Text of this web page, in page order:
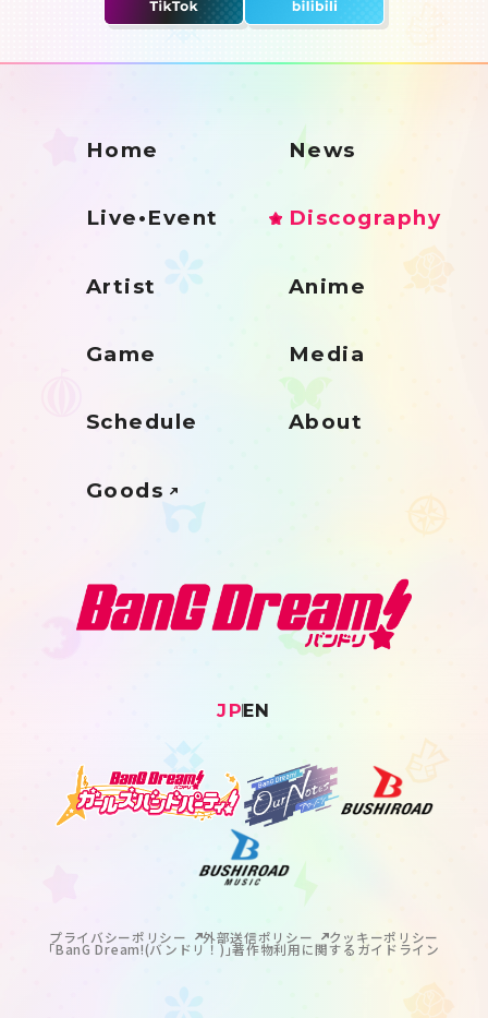
Home News
Live•Event Discography
Artist Anime
Game Media
Schedule About
Goods
JPEN
プライバシーポリシー 外部送信ポリシー クッキーポリシー
｢BanG Dream!(バンドリ！)｣著作物利用に関するガイドライン